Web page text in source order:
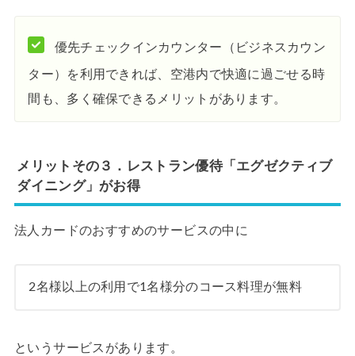
優先チェックインカウンター（ビジネスカウン
ター）を利用できれば、空港内で快適に過ごせる時
間も、多く確保できるメリットがあります。
メリットその３．レストラン優待「エグゼクティブ
ダイニング」がお得
法人カードのおすすめのサービスの中に
2名様以上の利用で1名様分のコース料理が無料
というサービスがあります。